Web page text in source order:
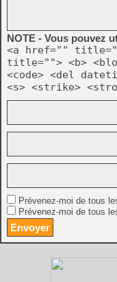
NOTE - Vous pouvez
<a href=""
title=""> <b>
<code> <del
<s> <strike>
Prévenez-moi de tous
Prévenez-moi de tous